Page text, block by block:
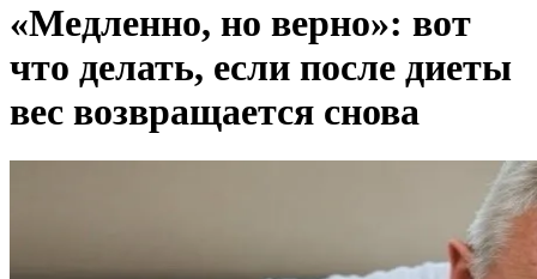
«Медленно, но верно»: вот
что делать, если после диеты
вес возвращается снова